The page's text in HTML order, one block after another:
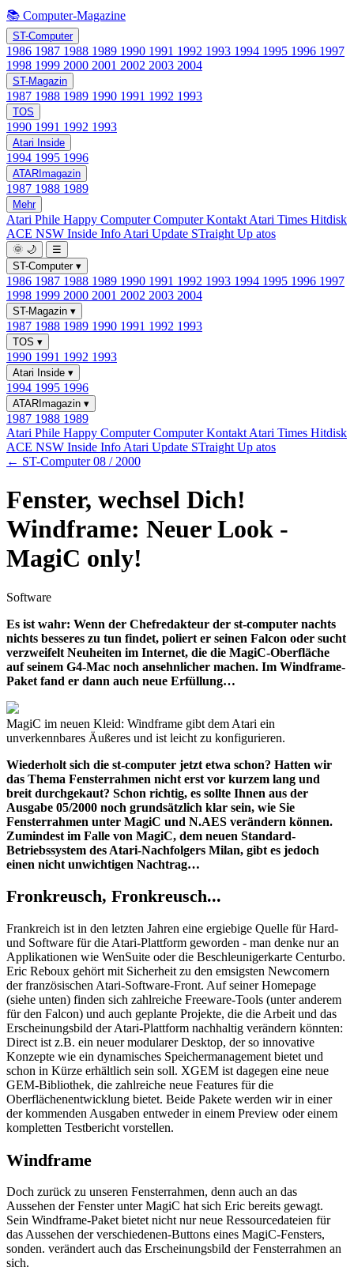
📚 Computer-Magazine
ST-Computer
1986 1987 1988 1989 1990 1991 1992 1993 1994 1995 1996 1997
1998 1999 2000 2001 2002 2003 2004
ST-Magazin
1987 1988 1989 1990 1991 1992 1993
TOS
1990 1991 1992 1993
Atari Inside
1994 1995 1996
ATARImagazin
1987 1988 1989
Mehr
Atari Phile Happy ComputerComputer Kontakt Atari Times Hitdisk
ACE NSW Inside Info Atari Update STraight Up atos
🌞 🌙
☰
ST-Computer ▾
1986 1987 1988 1989 1990 1991 1992 1993 1994 1995 1996 1997
1998 1999 2000 2001 2002 2003 2004
ST-Magazin ▾
1987 1988 1989 1990 1991 1992 1993
TOS ▾
1990 1991 1992 1993
Atari Inside ▾
1994 1995 1996
ATARImagazin ▾
1987 1988 1989
Atari Phile Happy ComputerComputer Kontakt Atari Times Hitdisk
ACE NSW Inside Info Atari Update STraight Up atos
← ST-Computer 08 / 2000
Fenster, wechsel Dich!
Windframe: Neuer Look -
MagiC only!
Software
Es ist wahr: Wenn der Chefredakteur der st-computer nachts
nichts besseres zu tun findet, poliert er seinen Falcon oder sucht
verzweifelt Neuheiten im Internet, die die MagiC-Oberfläche
auf seinem G4-Mac noch ansehnlicher machen. Im Windframe-
Paket fand er dann auch neue Erfüllung…
MagiC im neuen Kleid: Windframe gibt dem Atari ein
unverkennbares Äußeres und ist leicht zu konfigurieren.
Wiederholt sich die st-computer jetzt etwa schon? Hatten wir
das Thema Fensterrahmen nicht erst vor kurzem lang und
breit durchgekaut? Schon richtig, es sollte Ihnen aus der
Ausgabe 05/2000 noch grundsätzlich klar sein, wie Sie
Fensterrahmen unter MagiC und N.AES verändern können.
Zumindest im Falle von MagiC, dem neuen Standard-
Betriebssystem des Atari-Nachfolgers Milan, gibt es jedoch
einen nicht unwichtigen Nachtrag…
Fronkreusch, Fronkreusch...
Frankreich ist in den letzten Jahren eine ergiebige Quelle für Hard-
und Software für die Atari-Plattform geworden - man denke nur an
Applikationen wie WenSuite oder die Beschleunigerkarte Centurbo.
Eric Reboux gehört mit Sicherheit zu den emsigsten Newcomern
der französischen Atari-Software-Front. Auf seiner Homepage
(siehe unten) finden sich zahlreiche Freeware-Tools (unter anderem
für den Falcon) und auch geplante Projekte, die die Arbeit und das
Erscheinungsbild der Atari-Plattform nachhaltig verändern könnten:
Direct ist z.B. ein neuer modularer Desktop, der so innovative
Konzepte wie ein dynamisches Speichermanagement bietet und
schon in Kürze erhältlich sein soll. XGEM ist dagegen eine neue
GEM-Bibliothek, die zahlreiche neue Features für die
Oberflächenentwicklung bietet. Beide Pakete werden wir in einer
der kommenden Ausgaben entweder in einem Preview oder einem
kompletten Testbericht vorstellen.
Windframe
Doch zurück zu unseren Fensterrahmen, denn auch an das
Aussehen der Fenster unter MagiC hat sich Eric bereits gewagt.
Sein Windframe-Paket bietet nicht nur neue Ressourcedateien für
das Aussehen der verschiedenen-Buttons eines MagiC-Fensters,
sonden. verändert auch das Erscheinungsbild der Fensterrahmen an
sich.